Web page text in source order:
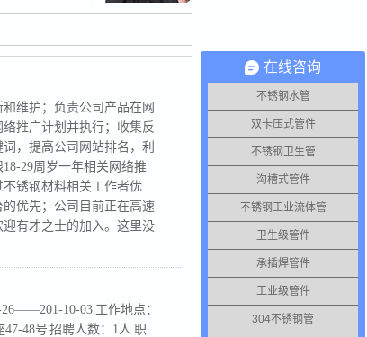
维护；负责公司产品在网
推广计划并执行；收集反
，提高公司网站排名，利
29周岁一年相关网络推
锈钢材料相关工作者优
优先；公司目前正在高速
有才之士的加入。这里没
10-03 工作地点：
48号 招聘人数：1人 职
在线咨询
不锈钢水管
双卡压式管件
不锈钢卫生管
沟槽式管件
不锈钢工业流体管
卫生级管件
承插焊管件
工业级管件
304不锈钢管